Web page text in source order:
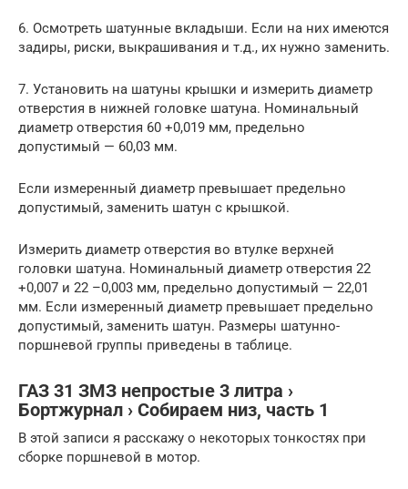
6. Осмотреть шатунные вкладыши. Если на них имеются
задиры, риски, выкрашивания и т.д., их нужно заменить.
7. Установить на шатуны крышки и измерить диаметр
отверстия в нижней головке шатуна. Номинальный
диаметр отверстия 60 +0,019 мм, предельно
допустимый — 60,03 мм.
Если измеренный диаметр превышает предельно
допустимый, заменить шатун с крышкой.
Измерить диаметр отверстия во втулке верхней
головки шатуна. Номинальный диаметр отверстия 22
+0,007 и 22 –0,003 мм, предельно допустимый — 22,01
мм. Если измеренный диаметр превышает предельно
допустимый, заменить шатун. Размеры шатунно-
поршневой группы приведены в таблице.
ГАЗ 31 ЗМЗ непростые 3 литра ›
Бортжурнал › Собираем низ, часть 1
В этой записи я расскажу о некоторых тонкостях при
сборке поршневой в мотор.